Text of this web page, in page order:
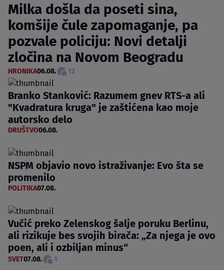
Milka došla da poseti sina,
komšije čule zapomaganje, pa
pozvale policiju: Novi detalji
zločina na Novom Beogradu
HRONIKA06.08. 12
Branko Stanković: Razumem gnev RTS-a ali
"Kvadratura kruga" je zaštićena kao moje
autorsko delo
DRUŠTVO06.08.
NSPM objavio novo istraživanje: Evo šta se
promenilo
POLITIKA07.08.
Vučić preko Zelenskog šalje poruku Berlinu,
ali rizikuje bes svojih birača: „Za njega je ovo
poen, ali i ozbiljan minus“
SVET07.08. 1